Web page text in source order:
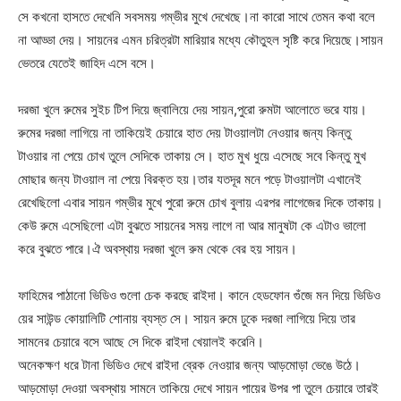
সে কখনো হাসতে দেখেনি সবসময় গম্ভীর মুখে দেখেছে।না কারো সাথে তেমন কথা বলে
না আড্ডা দেয়। সায়নের এমন চরিত্রটা মারিয়ার মধ্যে কৌতুহল সৃষ্টি করে দিয়েছে।সায়ন
ভেতরে যেতেই জাহিদ এসে বসে।
দরজা খুলে রুমের সুইচ টিপ দিয়ে জ্বালিয়ে দেয় সায়ন,পুরো রুমটা আলোতে ভরে যায়।
রুমের দরজা লাগিয়ে না তাকিয়েই চেয়ারে হাত দেয় টাওয়ালটা নেওয়ার জন্য কিন্তু
টাওয়ার না পেয়ে চোখ তুলে সেদিকে তাকায় সে। হাত মুখ ধুয়ে এসেছে সবে কিন্তু মুখ
মোছার জন্য টাওয়াল না পেয়ে বিরক্ত হয়।তার যতদূর মনে পড়ে টাওয়ালটা এখানেই
রেখেছিলো এবার সায়ন গম্ভীর মুখে পুরো রুমে চোখ বুলায় এরপর লাগেজের দিকে তাকায়।
কেউ রুমে এসেছিলো এটা বুঝতে সায়নের সময় লাগে না আর মানুষটা কে এটাও ভালো
করে বুঝতে পারে।ঐ অবস্থায় দরজা খুলে রুম থেকে বের হয় সায়ন।
ফাহিমের পাঠানো ভিডিও গুলো চেক করছে রাইদা। কানে হেডফোন গুঁজে মন দিয়ে ভিডিও
য়ের সাউন্ড কোয়ালিটি শোনায় ব্যস্ত সে। সায়ন রুমে ঢুকে দরজা লাগিয়ে দিয়ে তার
সামনের চেয়ারে বসে আছে সে দিকে রাইদা খেয়ালই করেনি।
অনেকক্ষণ ধরে টানা ভিডিও দেখে রাইদা ব্রেক নেওয়ার জন্য আড়মোড়া ভেঙে উঠে।
আড়মোড়া দেওয়া অবস্থায় সামনে তাকিয়ে দেখে সায়ন পায়ের উপর পা তুলে চেয়ারে তারই